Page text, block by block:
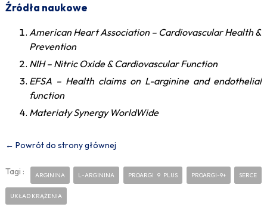
Źródła naukowe
American Heart Association – Cardiovascular Health &
Prevention
NIH – Nitric Oxide & Cardiovascular Function
EFSA – Health claims on L-arginine and endothelial
function
Materiały Synergy WorldWide
← Powrót do strony głównej
Tagi : ARGININA L-ARGININA PROARGI 9 PLUS PROARGI-9+ SERCE
UKŁAD KRĄŻENIA